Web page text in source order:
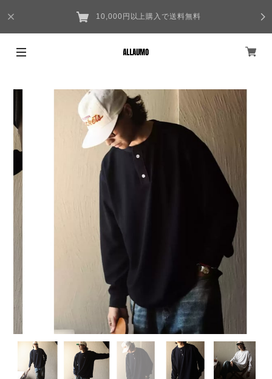
10,000円以上購入で送料無料